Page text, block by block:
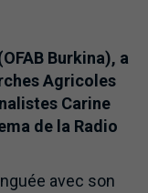
Burkina), a
Agricoles
Carine
de la Radio
avec son